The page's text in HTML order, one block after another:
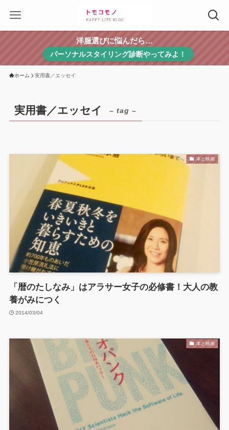
洋服選びに悩んだら…
パーソナルスタイリング診断やってみよ！
ホーム 実用書／エッセイ
実用書／エッセイ – tag –
本と映画
「暦のたしなみ」はアラサー女子の必修書！大人の教
養がみにつく
2014/03/04
本と映画